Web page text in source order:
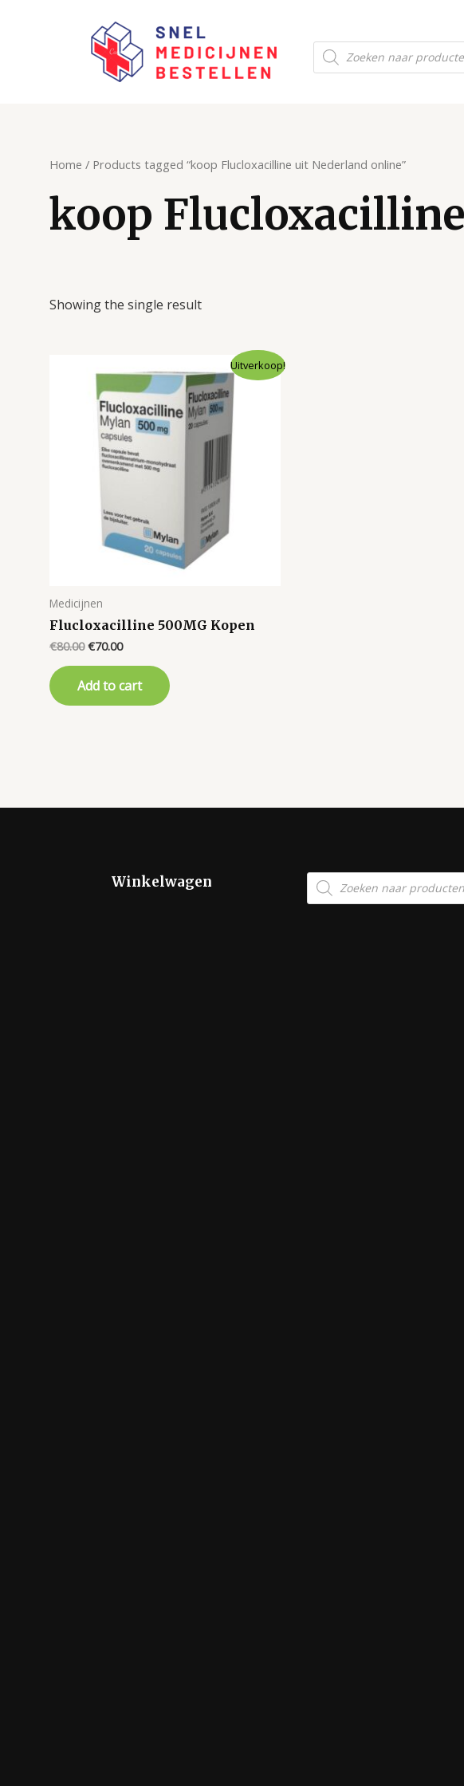
Producten
zoeken
Home / Products tagged “koop Flucloxacilline uit Nederland online”
koop
Showing the single result
Uitverkoop!
Medicijnen
Flucloxacilline 500MG Kopen
€80.00 Original
€80.00.
€70.00Current
€70.00.
Add to cart
Winkelwagen Producten
zoeken